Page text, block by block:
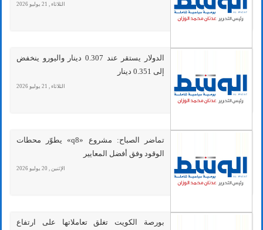
الثلاثاء , 21 يوليو 2026
الدولار يستقر عند 0.307 دينار واليورو ينخفض
إلى 0.351 دينار
الثلاثاء , 21 يوليو 2026
تماضر الصباح: مشروع «q8» يطوّر محطات
الوقود وفق أفضل المعايير
الإثنين , 20 يوليو 2026
بورصة الكويت تغلق تعاملاتها على ارتفاع